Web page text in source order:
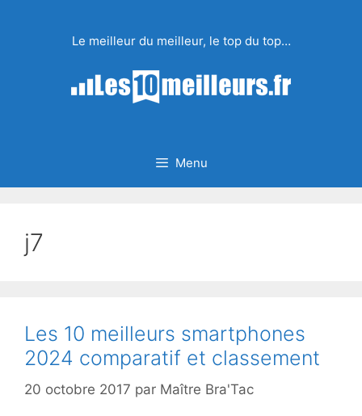
Le meilleur du meilleur, le top du top…
Menu
j7
Les 10 meilleurs smartphones
2024 comparatif et classement
20 octobre 2017 par Maître Bra'Tac